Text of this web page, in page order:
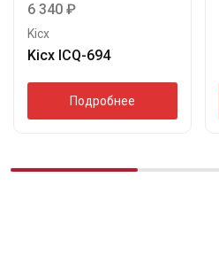
6 340 ₽
Kicx
Kicx ICQ-694
Подробнее